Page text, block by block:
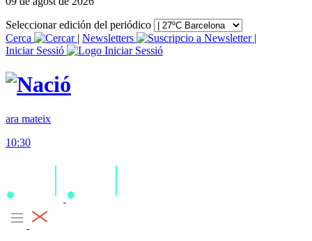
Seleccionar edición del periódico
Cerca
| Newsletters
|
Iniciar Sessió
ara mateix
10:30